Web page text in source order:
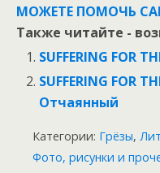
МОЖЕТЕ ПОМОЧЬ
Также читайте -
SUFFERING FOR
SUFFERING FOR
Отчаянный
Категории: Грёзы,
Фото, рисунки и